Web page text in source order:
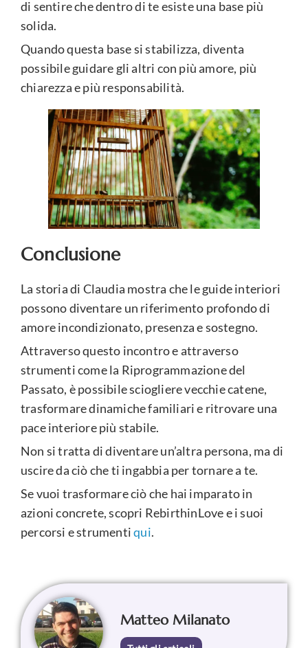
di sentire che dentro di te esiste una base più
solida.
Quando questa base si stabilizza, diventa
possibile guidare gli altri con più amore, più
chiarezza e più responsabilità.
Conclusione
La storia di Claudia mostra che le guide interiori
possono diventare un riferimento profondo di
amore incondizionato, presenza e sostegno.
Attraverso questo incontro e attraverso
strumenti come la Riprogrammazione del
Passato, è possibile sciogliere vecchie catene,
trasformare dinamiche familiari e ritrovare una
pace interiore più stabile.
Non si tratta di diventare un’altra persona, ma di
uscire da ciò che ti ingabbia per tornare a te.
Se vuoi trasformare ciò che hai imparato in
azioni concrete, scopri RebirthinLove e i suoi
percorsi e strumentiqui.
Matteo Milanato